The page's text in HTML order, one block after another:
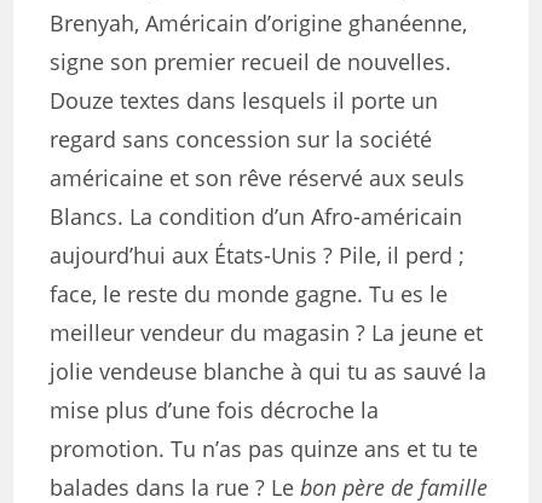
Brenyah, Américain d’origine ghanéenne,
signe son premier recueil de nouvelles.
Douze textes dans lesquels il porte un
regard sans concession sur la société
américaine et son rêve réservé aux seuls
Blancs. La condition d’un Afro-américain
aujourd’hui aux États-Unis ? Pile, il perd ;
face, le reste du monde gagne. Tu es le
meilleur vendeur du magasin ? La jeune et
jolie vendeuse blanche à qui tu as sauvé la
mise plus d’une fois décroche la
promotion. Tu n’as pas quinze ans et tu te
balades dans la rue ? Lebon père de famille